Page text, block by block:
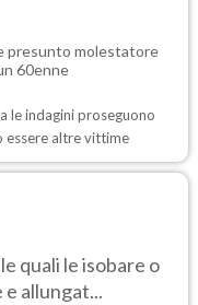
presunto molestatore
60enne
le indagini proseguono
essere altre vittime
quali le isobare o
allungat...